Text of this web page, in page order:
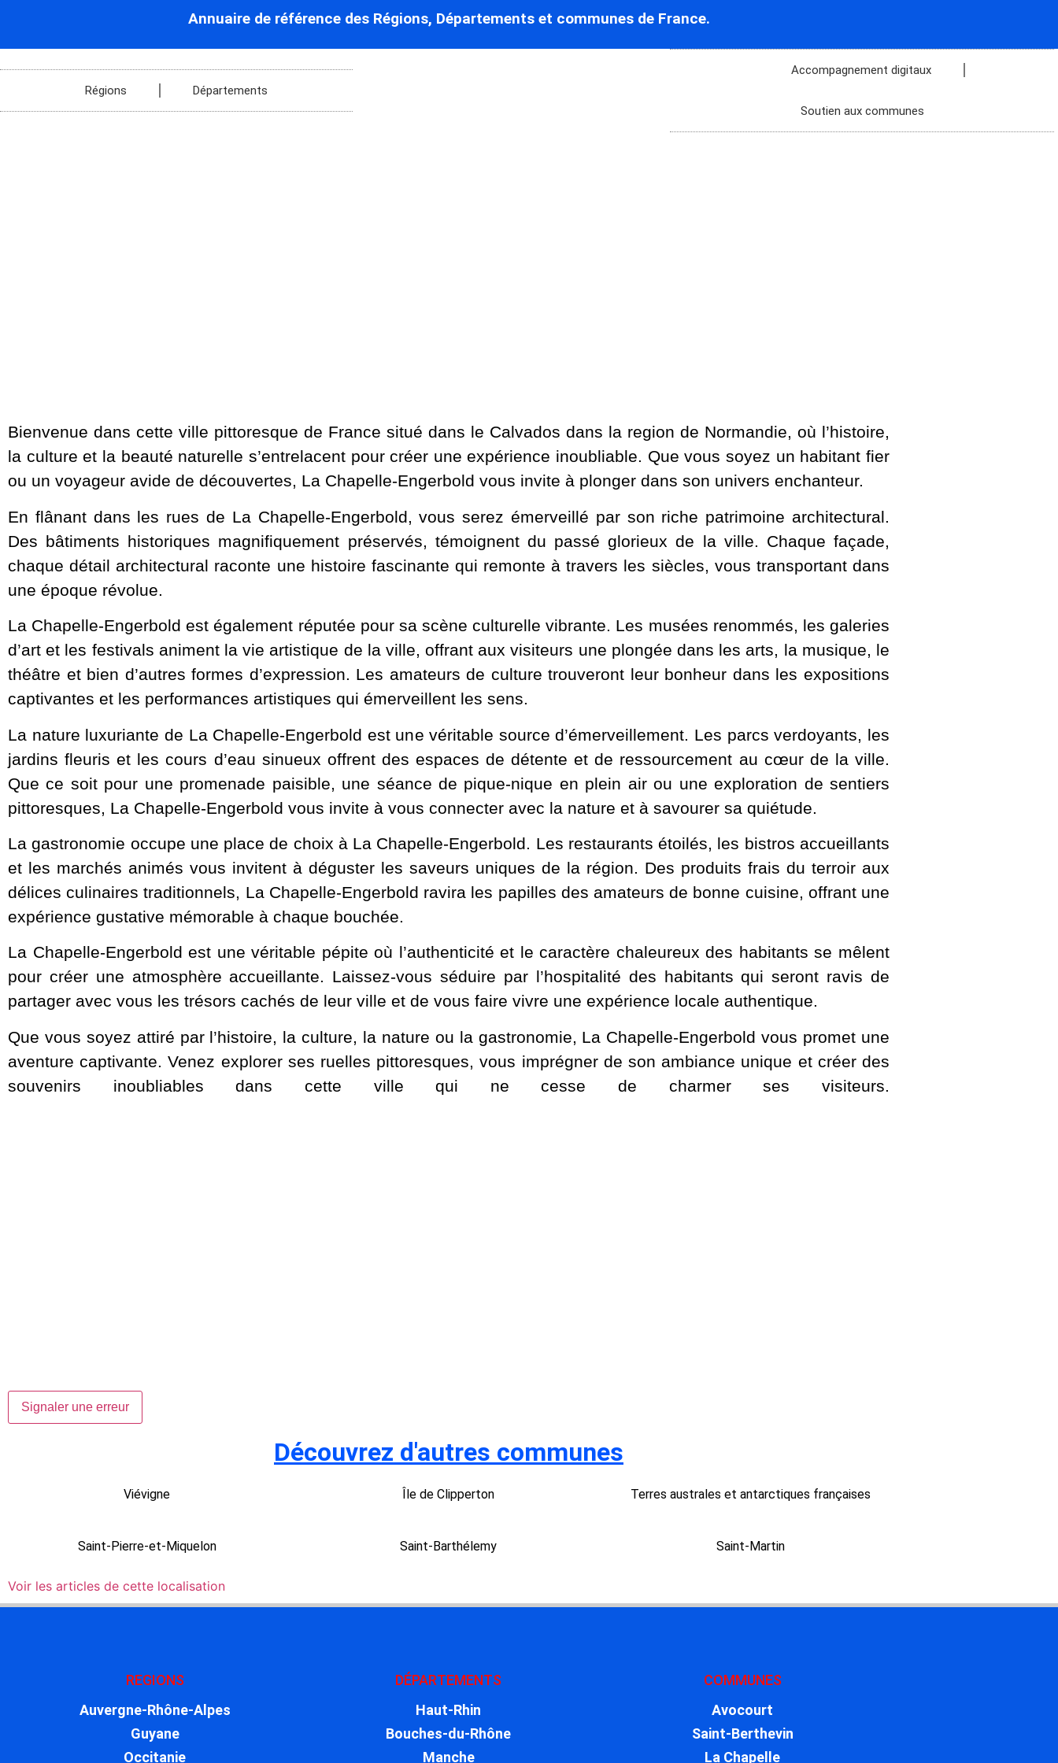
Annuaire de référence des Régions, Départements et communes de France.
Régions Départements
Accompagnement digitaux
Soutien aux communes
Bienvenue dans cette ville pittoresque de France situé dans le Calvados dans la region de Normandie, où l’histoire,
la culture et la beauté naturelle s’entrelacent pour créer une expérience inoubliable. Que vous soyez un habitant fier
ou un voyageur avide de découvertes, La Chapelle-Engerbold vous invite à plonger dans son univers enchanteur.
En flânant dans les rues de La Chapelle-Engerbold, vous serez émerveillé par son riche patrimoine architectural.
Des bâtiments historiques magnifiquement préservés, témoignent du passé glorieux de la ville. Chaque façade,
chaque détail architectural raconte une histoire fascinante qui remonte à travers les siècles, vous transportant dans
une époque révolue.
La Chapelle-Engerbold est également réputée pour sa scène culturelle vibrante. Les musées renommés, les galeries
d’art et les festivals animent la vie artistique de la ville, offrant aux visiteurs une plongée dans les arts, la musique, le
théâtre et bien d’autres formes d’expression. Les amateurs de culture trouveront leur bonheur dans les expositions
captivantes et les performances artistiques qui émerveillent les sens.
La nature luxuriante de La Chapelle-Engerbold est une véritable source d’émerveillement. Les parcs verdoyants, les
jardins fleuris et les cours d’eau sinueux offrent des espaces de détente et de ressourcement au cœur de la ville.
Que ce soit pour une promenade paisible, une séance de pique-nique en plein air ou une exploration de sentiers
pittoresques, La Chapelle-Engerbold vous invite à vous connecter avec la nature et à savourer sa quiétude.
La gastronomie occupe une place de choix à La Chapelle-Engerbold. Les restaurants étoilés, les bistros accueillants
et les marchés animés vous invitent à déguster les saveurs uniques de la région. Des produits frais du terroir aux
délices culinaires traditionnels, La Chapelle-Engerbold ravira les papilles des amateurs de bonne cuisine, offrant une
expérience gustative mémorable à chaque bouchée.
La Chapelle-Engerbold est une véritable pépite où l’authenticité et le caractère chaleureux des habitants se mêlent
pour créer une atmosphère accueillante. Laissez-vous séduire par l’hospitalité des habitants qui seront ravis de
partager avec vous les trésors cachés de leur ville et de vous faire vivre une expérience locale authentique.
Que vous soyez attiré par l’histoire, la culture, la nature ou la gastronomie, La Chapelle-Engerbold vous promet une
aventure captivante. Venez explorer ses ruelles pittoresques, vous imprégner de son ambiance unique et créer des
souvenirs inoubliables dans cette ville qui ne cesse de charmer ses visiteurs.
Signaler une erreur
Découvrez d'autres communes
Viévigne Île de Clipperton Terres australes et antarctiques françaises
Saint-Pierre-et-Miquelon Saint-Barthélemy Saint-Martin
Voir les articles de cette localisation
REGIONS
Auvergne-Rhône-Alpes
Guyane
Occitanie
DÉPARTEMENTS
Haut-Rhin
Bouches-du-Rhône
Manche
COMMUNES
Avocourt
Saint-Berthevin
La Chapelle